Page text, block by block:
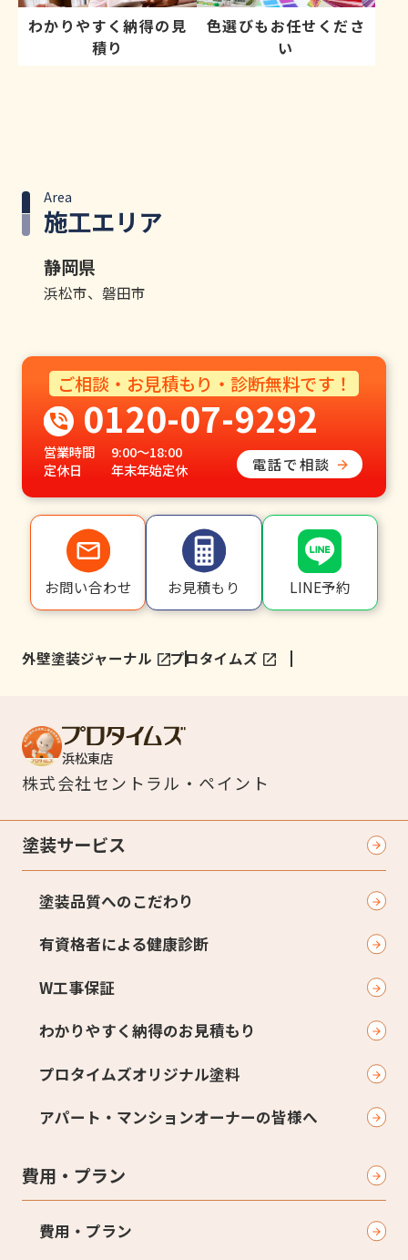
わかりやすく納得の見
積り
色選びもお任せくださ
い
施工エリア
Area
静岡県
浜松市、磐田市
ご相談・お見積もり・診断無料です！
0120-07-9292
営業時間
9:00〜18:00
定休日
年末年始定休 電話で相談
お問い合わせ お見積もり LINE予約
外壁塗装ジャーナル プロタイムズ
浜松東店
株式会社セントラル・ペイント
塗装サービス
塗装品質へのこだわり
有資格者による健康診断
W工事保証
わかりやすく納得のお見積もり
プロタイムズオリジナル塗料
アパート・マンションオーナーの皆様へ
費用・プラン
費用・プラン